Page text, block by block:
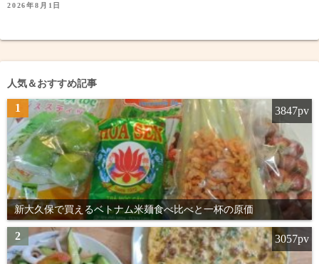
2026年8月1日
人気＆おすすめ記事
1
新大久保で買えるベトナム米麺食べ比べと一杯の原価
3847pv
2 3057pv